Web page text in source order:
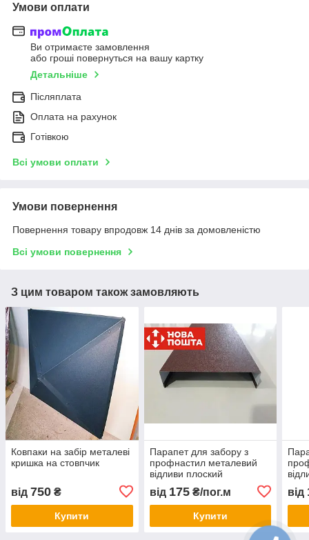
Умови оплати
Ви отримаєте замовлення
або гроші повернуться на вашу картку
Детальніше
Післяплата
Оплата на рахунок
Готівкою
Всі умови оплати
Умови повернення
Повернення товару впродовж 14 днів за домовленістю
Всі умови повернення
З цим товаром також замовляють
Ковпаки на забір металеві
кришка на стовпчик
від 750 ₴
Купити
Парапет для забору з
профнастил металевий
відливи плоский
від 175₴/пог.м
Купити
від